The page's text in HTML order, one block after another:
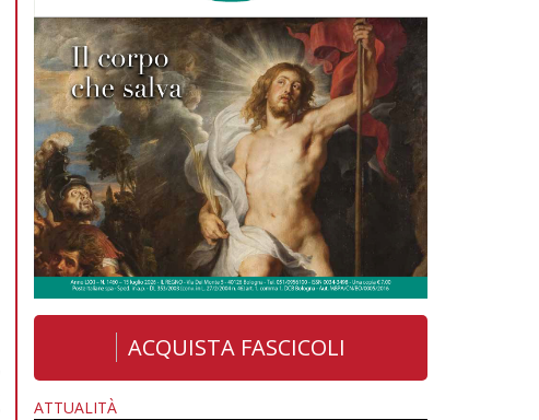
ACQUISTA FASCICOLI
ATTUALITÀ